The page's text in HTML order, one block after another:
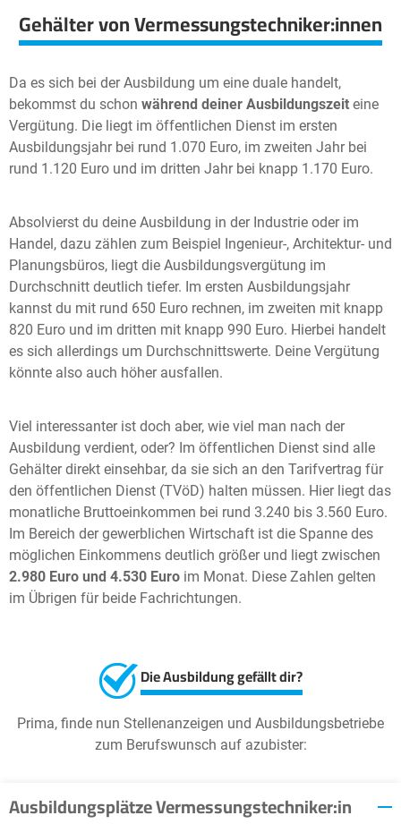
Gehälter von Vermessungstechniker:innen
Da es sich bei der Ausbildung um eine duale handelt,
bekommst du schon während deiner Ausbildungszeit eine
Vergütung. Die liegt im öffentlichen Dienst im ersten
Ausbildungsjahr bei rund 1.070 Euro, im zweiten Jahr bei
rund 1.120 Euro und im dritten Jahr bei knapp 1.170 Euro.
Absolvierst du deine Ausbildung in der Industrie oder im
Handel, dazu zählen zum Beispiel Ingenieur-, Architektur- und
Planungsbüros, liegt die Ausbildungsvergütung im
Durchschnitt deutlich tiefer. Im ersten Ausbildungsjahr
kannst du mit rund 650 Euro rechnen, im zweiten mit knapp
820 Euro und im dritten mit knapp 990 Euro. Hierbei handelt
es sich allerdings um Durchschnittswerte. Deine Vergütung
könnte also auch höher ausfallen.
Viel interessanter ist doch aber, wie viel man nach der
Ausbildung verdient, oder? Im öffentlichen Dienst sind alle
Gehälter direkt einsehbar, da sie sich an den Tarifvertrag für
den öffentlichen Dienst (TVöD) halten müssen. Hier liegt das
monatliche Bruttoeinkommen bei rund 3.240 bis 3.560 Euro.
Im Bereich der gewerblichen Wirtschaft ist die Spanne des
möglichen Einkommens deutlich größer und liegt zwischen
2.980 Euro und 4.530 Euro im Monat. Diese Zahlen gelten
im Übrigen für beide Fachrichtungen.
Die Ausbildung gefällt dir?
Prima, finde nun Stellenanzeigen und Ausbildungsbetriebe
zum Berufswunsch auf azubister:
Ausbildungsplätze Vermessungstechniker:in